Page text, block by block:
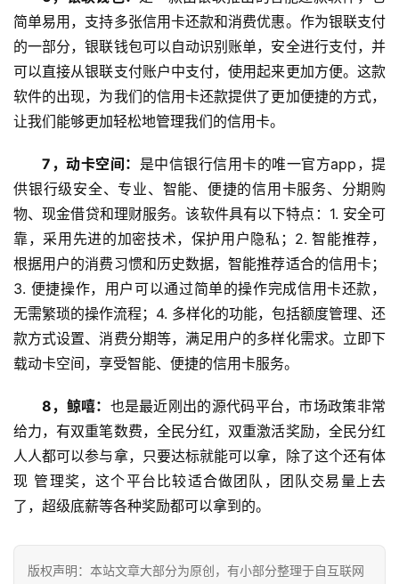
简
评
手
P
P
登录 注册
简单易用，支持多张信用卡还款和消费优惠。作为银联支付
的一部分，银联钱包可以自动识别账单，安全进行支付，并
可以直接从银联支付账户中支付，使用起来更加方便。这款
软件的出现，为我们的信用卡还款提供了更加便捷的方式，
让我们能够更加轻松地管理我们的信用卡。
7，动卡空间： 是中信银行信用卡的唯一官方app，提
供银行级安全、专业、智能、便捷的信用卡服务、分期购
物、现金借贷和理财服务。该软件具有以下特点：1. 安全可
靠，采用先进的加密技术，保护用户隐私；2. 智能推荐，
根据用户的消费习惯和历史数据，智能推荐适合的信用卡；
3. 便捷操作，用户可以通过简单的操作完成信用卡还款，
无需繁琐的操作流程；4. 多样化的功能，包括额度管理、还
款方式设置、消费分期等，满足用户的多样化需求。立即下
载动卡空间，享受智能、便捷的信用卡服务。
8，鲸嘻： 也是最近刚出的源代码平台，市场政策非常
给力，有双重笔数费，全民分红，双重激活奖励，全民分红
人人都可以参与拿，只要达标就能可以拿，除了这个还有体
现 管理奖，这个平台比较适合做团队，团队交易量上去
了，超级底薪等各种奖励都可以拿到的。
版权声明：本站文章大部分为原创，有小部分整理于自互联网